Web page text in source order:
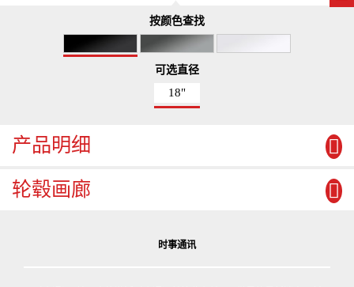
按颜色查找
可选直径
18"
产品明细
轮毂画廊
时事通讯